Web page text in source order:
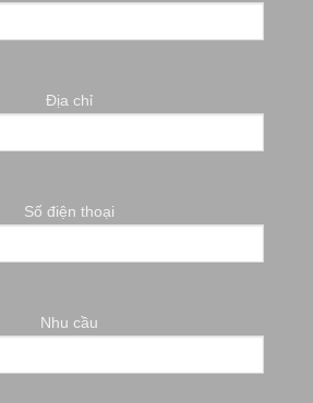
Địa chỉ
Số điện thoại
Nhu cầu